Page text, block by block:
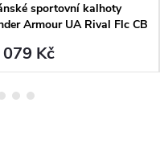
sportovní kalhoty
Armour UA Rival Flc CB
079 Kč